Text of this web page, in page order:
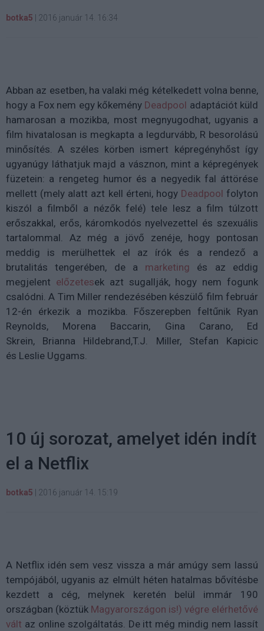
botka5 2016 január 14. 16:34
Abban az esetben, ha valaki még kételkedett volna benne,
hogy a Fox nem egy kőkemény Deadpool adaptációt küld
hamarosan a mozikba, most megnyugodhat, ugyanis a
film hivatalosan is megkapta a legdurvább, R besorolású
minősítés. A széles körben ismert képregényhőst így
ugyanúgy láthatjuk majd a vásznon, mint a képregények
füzetein: a rengeteg humor és a negyedik fal áttörése
mellett (mely alatt azt kell érteni, hogy Deadpool folyton
kiszól a filmből a nézők felé) tele lesz a film túlzott
erőszakkal, erős, káromkodós nyelvezettel és szexuális
tartalommal. Az még a jövő zenéje, hogy pontosan
meddig is merülhettek el az írók és a rendező a
brutalitás tengerében, de a marketing és az eddig
megjelent előzetesek azt sugallják, hogy nem fogunk
csalódni. A Tim Miller rendezésében készülő film február
12-én érkezik a mozikba. Főszerepben feltűnik Ryan
Reynolds, Morena Baccarin, Gina Carano, Ed
Skrein, Brianna Hildebrand,T.J. Miller, Stefan Kapicic
és Leslie Uggams.
10 új sorozat, amelyet idén indít
el a Netflix
botka5 2016 január 14. 15:19
A Netflix idén sem vesz vissza a már amúgy sem lassú
tempójából, ugyanis az elmúlt héten hatalmas bővítésbe
kezdett a cég, melynek keretén belül immár 190
országban (köztük Magyarországon is!) végre elérhetővé
vált az online szolgáltatás. De itt még mindig nem lassít